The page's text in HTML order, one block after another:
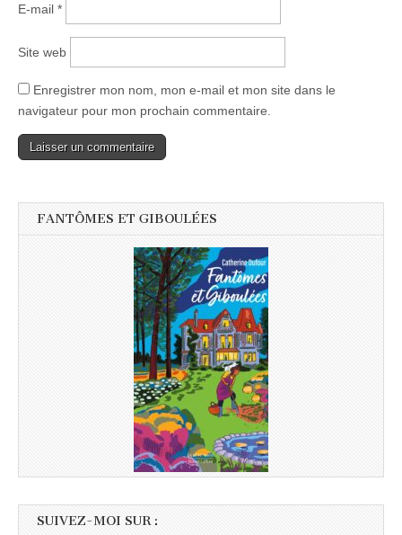
E-mail *
Site web
Enregistrer mon nom, mon e-mail et mon site dans le
navigateur pour mon prochain commentaire.
FANTÔMES ET GIBOULÉES
SUIVEZ-MOI SUR :